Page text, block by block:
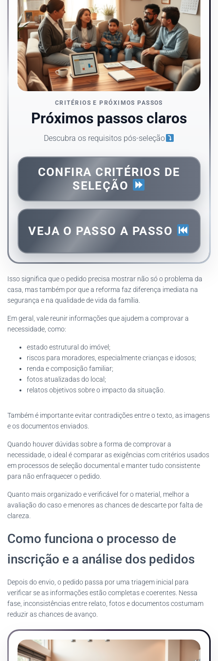
CRITÉRIOS E PRÓXIMOS PASSOS
Próximos passos claros
Descubra os requisitos pós-seleção
CONFIRA CRITÉRIOS DE
SELEÇÃO
VEJA O PASSO A PASSO
Isso significa que o pedido precisa mostrar não só o problema da
casa, mas também por que a reforma faz diferença imediata na
segurança e na qualidade de vida da família.
Em geral, vale reunir informações que ajudem a comprovar a
necessidade, como:
estado estrutural do imóvel;
riscos para moradores, especialmente crianças e idosos;
renda e composição familiar;
fotos atualizadas do local;
relatos objetivos sobre o impacto da situação.
Também é importante evitar contradições entre o texto, as imagens
e os documentos enviados.
Quando houver dúvidas sobre a forma de comprovar a
necessidade, o ideal é comparar as exigências com critérios usados
em processos de seleção documental e manter tudo consistente
para não enfraquecer o pedido.
Quanto mais organizado e verificável for o material, melhor a
avaliação do caso e menores as chances de descarte por falta de
clareza.
Como funciona o processo de
inscrição e a análise dos pedidos
Depois do envio, o pedido passa por uma triagem inicial para
verificar se as informações estão completas e coerentes. Nessa
fase, inconsistências entre relato, fotos e documentos costumam
reduzir as chances de avanço.